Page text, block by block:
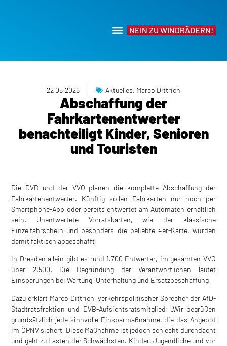
NEIN ZU WINDRÄDERN!
22.05.2026 Aktuelles, Marco Dittrich
Abschaffung der
Fahrkartenentwerter
benachteiligt Kinder, Senioren
und Touristen
Die DVB und der VVO planen die komplette Abschaffung der
Fahrkartenentwerter. Künftig sollen Fahrkarten nur noch per
Smartphone-App oder bereits entwertet am Automaten erhältlich
sein. Unentwertete Vorratskarten, wie der klassische
Einzelfahrschein und besonders die beliebte 4er-Karte, würden
damit faktisch abgeschafft.
In Dresden allein gibt es rund 1.700 Entwerter, im gesamten VVO
über 2.500. Die Begründung der Verantwortlichen lautet
Einsparungen bei Wartung, Unterhaltung und Ersatzbeschaffung.
Dazu erklärt Marco Dittrich, verkehrspolitischer Sprecher der AfD-
Stadtratsfraktion und DVB-Aufsichtsratsmitglied: „Wir begrüßen
grundsätzlich jede sinnvolle Einsparmaßnahme, die das Angebot
im ÖPNV sichert. Diese Maßnahme ist jedoch schlecht durchdacht
und geht zu Lasten der Schwächsten. Kinder, Jugendliche und vor